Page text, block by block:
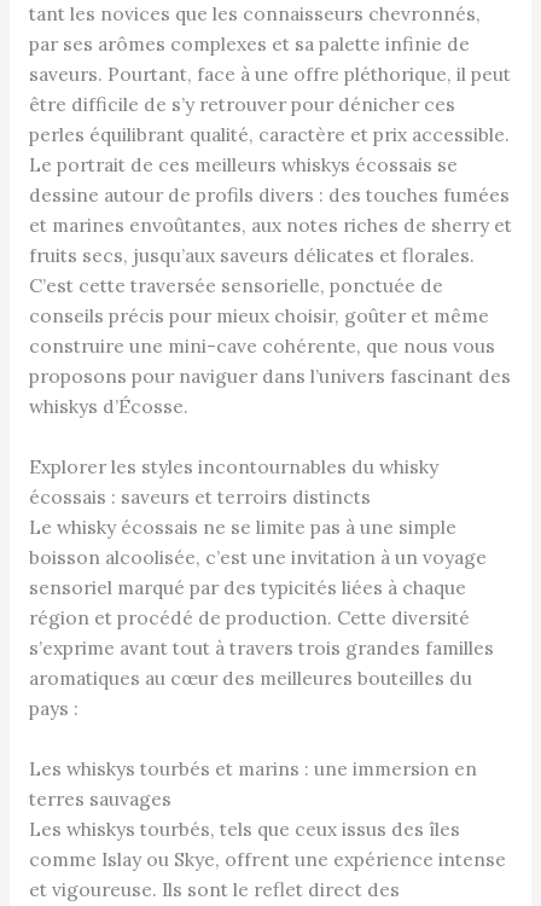
tant les novices que les connaisseurs chevronnés,
par ses arômes complexes et sa palette infinie de
saveurs. Pourtant, face à une offre pléthorique, il peut
être difficile de s’y retrouver pour dénicher ces
perles équilibrant qualité, caractère et prix accessible.
Le portrait de ces meilleurs whiskys écossais se
dessine autour de profils divers : des touches fumées
et marines envoûtantes, aux notes riches de sherry et
fruits secs, jusqu’aux saveurs délicates et florales.
C’est cette traversée sensorielle, ponctuée de
conseils précis pour mieux choisir, goûter et même
construire une mini-cave cohérente, que nous vous
proposons pour naviguer dans l’univers fascinant des
whiskys d’Écosse.
Explorer les styles incontournables du whisky
écossais : saveurs et terroirs distincts
Le whisky écossais ne se limite pas à une simple
boisson alcoolisée, c’est une invitation à un voyage
sensoriel marqué par des typicités liées à chaque
région et procédé de production. Cette diversité
s’exprime avant tout à travers trois grandes familles
aromatiques au cœur des meilleures bouteilles du
pays :
Les whiskys tourbés et marins : une immersion en
terres sauvages
Les whiskys tourbés, tels que ceux issus des îles
comme Islay ou Skye, offrent une expérience intense
et vigoureuse. Ils sont le reflet direct des